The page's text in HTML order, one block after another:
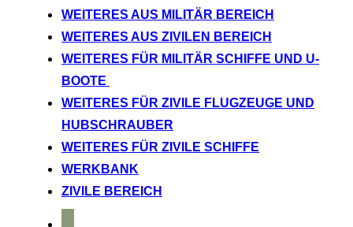
WEITERES AUS MILITÄR BEREICH
WEITERES AUS ZIVILEN BEREICH
WEITERES FÜR MILITÄR SCHIFFE UND U-
BOOTE
WEITERES FÜR ZIVILE FLUGZEUGE UND
HUBSCHRAUBER
WEITERES FÜR ZIVILE SCHIFFE
WERKBANK
ZIVILE BEREICH